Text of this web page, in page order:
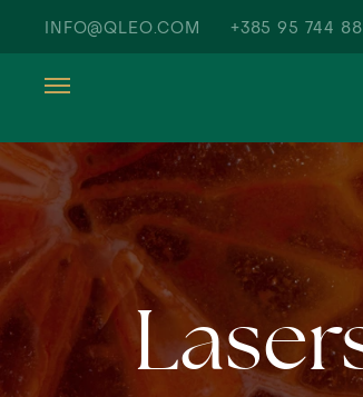
INFO@QLEO.COM +385 95 744